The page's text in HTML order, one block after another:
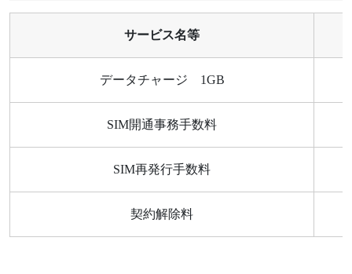
サービス名等
データチャージ 1GB
SIM開通事務手数料
SIM再発行手数料
契約解除料